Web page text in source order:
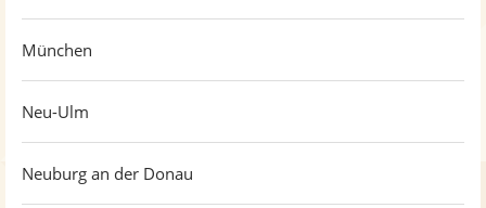
München
Neu-Ulm
Neuburg an der Donau